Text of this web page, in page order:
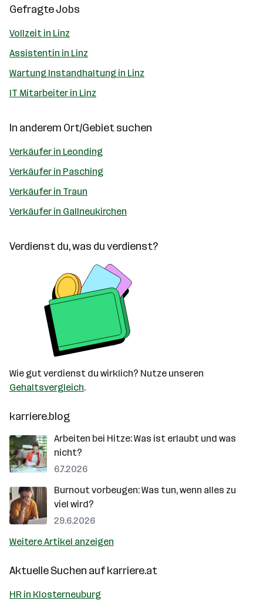
Gefragte Jobs
Vollzeit in Linz
Assistentin in Linz
Wartung Instandhaltung in Linz
IT Mitarbeiter in Linz
In anderem Ort/Gebiet suchen
Verkäufer in Leonding
Verkäufer in Pasching
Verkäufer in Traun
Verkäufer in Gallneukirchen
Verdienst du, was du verdienst?
Wie gut verdienst du wirklich? Nutze unseren
Gehaltsvergleich.
karriere.blog
Arbeiten bei Hitze: Was ist erlaubt und was
nicht?
6.7.2026
Burnout vorbeugen: Was tun, wenn alles zu
viel wird?
29.6.2026
Weitere Artikel anzeigen
Aktuelle Suchen aufkarriere.at
HR in Klosterneuburg